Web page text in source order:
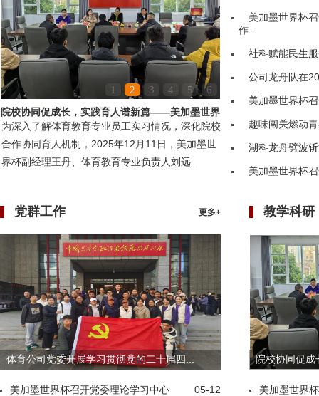
1 2 3 4 5
6
院校协同促成长，实践育人谱新篇——美加墨世界
杯领导赴嘉鱼县第...
为深入了解体育教育专业员工实习情况，深化院校
合作协同育人机制，2025年12月11日，美加墨世
界杯副经理王丹、体育教育专业负责人刘远...
美加墨世界杯
作...
社科赋能民生
公司龙舟队在
美加墨世界杯
趣味闯关燃动
湖科龙舟劈波
美加墨世界杯
更多+
党群工作
体育公司党委开展学习贯彻党的二十届四...
05-12
美加墨世界杯召开党委理论学习中心
教学科研
院校协同促
美加墨世界